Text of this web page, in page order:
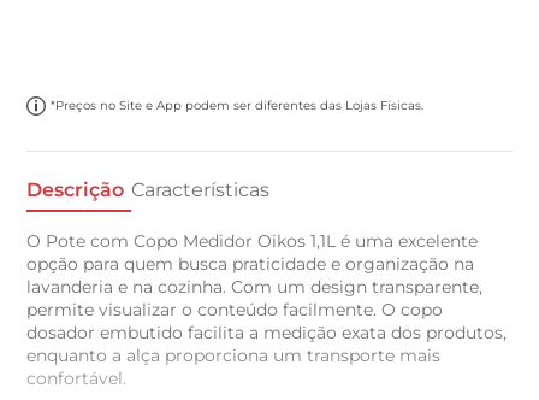
*Preços no Site e App podem ser diferentes das Lojas Físicas.
Descrição Características
O Pote com Copo Medidor Oikos 1,1L é uma excelente
opção para quem busca praticidade e organização na
lavanderia e na cozinha. Com um design transparente,
permite visualizar o conteúdo facilmente. O copo
dosador embutido facilita a medição exata dos produtos,
enquanto a alça proporciona um transporte mais
confortável.